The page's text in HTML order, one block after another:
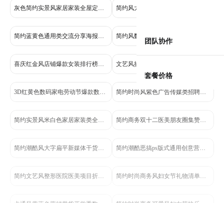
团队协作
套餐价格
灰色简约实景风家居家装全屋定制营销全屏手机海报
简约蓝黄色通用类交流分享海报设计需求互动帖小红书大字封面
喜庆红金风店铺爆款女装排行榜营销海报
3D红黄色数码家电劳动节爆款数码好物放肆购电商竖版海报
简约实景风米白色家居家装类全屋定制营销全屏手机海报
简约潮酷风大字扁平新媒体干货分享小红书封面
简约文艺风整形医院医美项目折扣促销长图海报
简约时尚风紫色广告传媒类招聘招募类设计岗位手机全屏海报
简约商务双十二医美朋友圈集赞活动长图海报
简约潮酷恶搞ps版式通用创意营销手机海报
简约时尚商务风妇女节礼物清单妇女节快乐手机海报